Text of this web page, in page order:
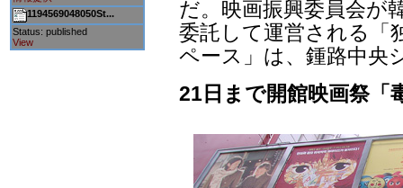
1194569048050St...
Status: published
View
だ。映画振興委員会が
委託して運営される「
ペース」は、鍾路中央
21日まで開館映画祭「